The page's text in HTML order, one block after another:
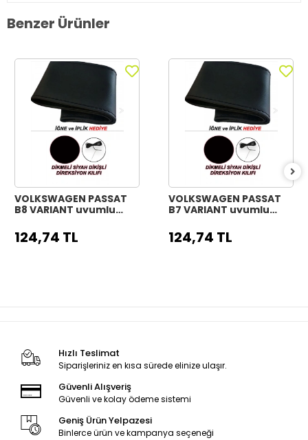
Benzer Ürünler
VOLKSWAGEN PASSAT
B8 VARIANT uyumlu
direksiyon kılıfı siyah
dikiş
124,74 TL
VOLKSWAGEN PASSAT
B7 VARIANT uyumlu
direksiyon kılıfı siyah
dikiş
124,74 TL
Hızlı Teslimat
Siparişleriniz en kısa sürede elinize ulaşır.
Güvenli Alışveriş
Güvenli ve kolay ödeme sistemi
Geniş Ürün Yelpazesi
Binlerce ürün ve kampanya seçeneği